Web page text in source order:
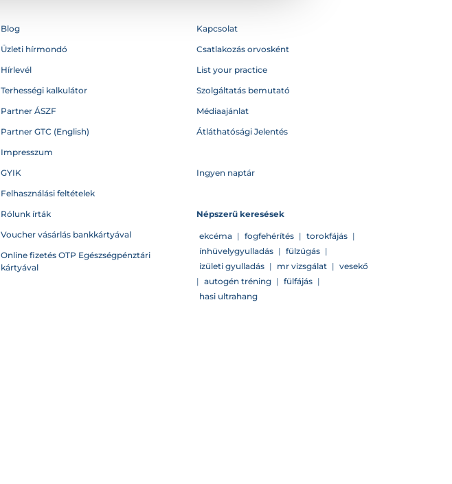
Blog
Üzleti hírmondó
Hírlevél
Terhességi kalkulátor
Partner ÁSZF
Partner GTC (English)
Impresszum
GYIK
Felhasználási feltételek
Rólunk írták
Voucher vásárlás bankkártyával
Online fizetés OTP Egészségpénztári
kártyával
Kapcsolat
Csatlakozás orvosként
List your practice
Szolgáltatás bemutató
Médiaajánlat
Átláthatósági Jelentés
Ingyen naptár
Népszerű keresések
ekcéma | fogfehérítés | torokfájás |
ínhüvelygyulladás | fülzúgás |
izületi gyulladás | mr vizsgálat | vesekő
| autogén tréning | fülfájás |
hasi ultrahang